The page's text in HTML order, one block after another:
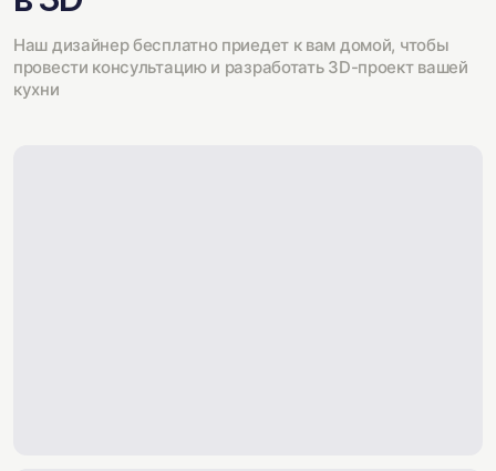
Наш дизайнер бесплатно приедет к вам домой, чтобы
провести консультацию и разработать 3D-проект вашей
кухни